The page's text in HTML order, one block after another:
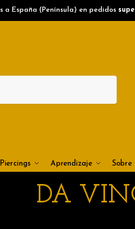
a España (Península) en pedidos
Piercings Aprendizaje Sobre
DA